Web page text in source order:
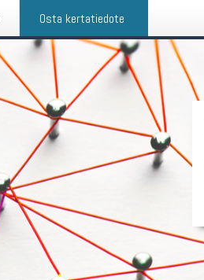
Osta kertatiedote